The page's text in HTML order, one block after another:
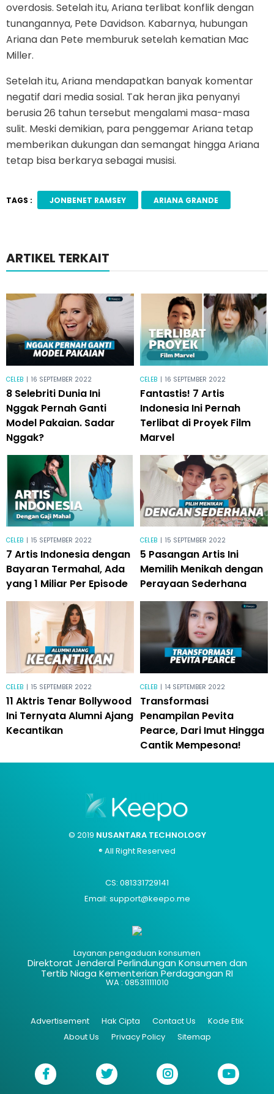
overdosis. Setelah itu, Ariana terlibat konflik dengan
tunangannya, Pete Davidson. Kabarnya, hubungan
Ariana dan Pete memburuk setelah kematian Mac
Miller.
Setelah itu, Ariana mendapatkan banyak komentar
negatif dari media sosial. Tak heran jika penyanyi
berusia 26 tahun tersebut mengalami masa-masa
sulit. Meski demikian, para penggemar Ariana tetap
memberikan dukungan dan semangat hingga Ariana
tetap bisa berkarya sebagai musisi.
TAGS : JONBENET RAMSEY ARIANA GRANDE
ARTIKEL TERKAIT
CELEB | 16 SEPTEMBER 2022
8 Selebriti Dunia Ini
Nggak Pernah Ganti
Model Pakaian. Sadar
Nggak?
CELEB | 16 SEPTEMBER 2022
Fantastis! 7 Artis
Indonesia Ini Pernah
Terlibat di Proyek Film
Marvel
CELEB | 15 SEPTEMBER 2022
7 Artis Indonesia dengan
Bayaran Termahal, Ada
yang 1 Miliar Per Episode
CELEB | 15 SEPTEMBER 2022
5 Pasangan Artis Ini
Memilih Menikah dengan
Perayaan Sederhana
CELEB | 15 SEPTEMBER 2022
11 Aktris Tenar Bollywood
Ini Ternyata Alumni Ajang
Kecantikan
CELEB | 14 SEPTEMBER 2022
Transformasi
Penampilan Pevita
Pearce, Dari Imut Hingga
Cantik Mempesona!
© 2019 NUSANTARA TECHNOLOGY
® All Right Reserved
CS: 081331729141
Email: support@keepo.me
Layanan pengaduan konsumen
Direktorat Jenderal Perlindungan Konsumen dan
Tertib Niaga Kementerian Perdagangan RI
WA : 085311111010
Advertisement Hak Cipta Contact Us
Kode Etik
About Us
Privacy Policy Sitemap